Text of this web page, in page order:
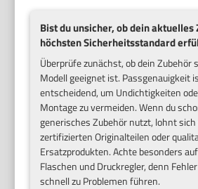
Bist du unsicher, ob dein aktuelles
höchsten Sicherheitsstandard
Überprüfe zunächst, ob dein Zubehör
Modell geeignet ist. Passgenauigkeit
entscheidend, um Undichtigkeiten
Montage zu vermeiden. Wenn du
generisches Zubehör nutzt, lohnt sich
zertifizierten Originalteilen oder
Ersatzprodukten. Achte besonders
Flaschen und Druckregler, denn
schnell zu Problemen führen.